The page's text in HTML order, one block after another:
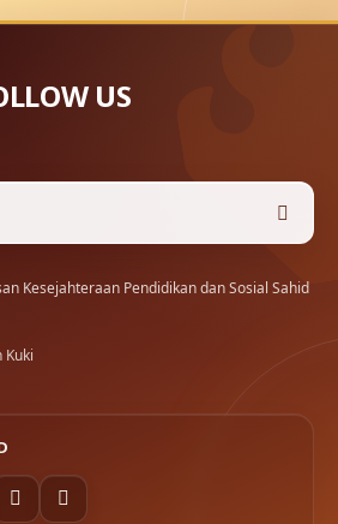
US
Kesejahteraan Pendidikan dan Sosial Sahid
Kuki